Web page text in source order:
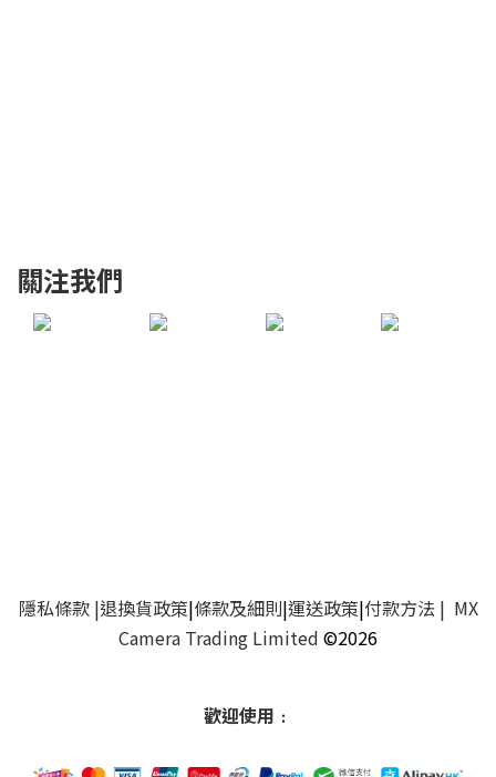
關注我們
隱私條款|退換貨政策|條款及細則|運送政策|付款方法| MX
Camera Trading Limited ©2026
歡迎使用﹕